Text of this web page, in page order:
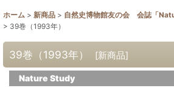
ホーム > 新商品 > 自然史博物館友の会 会誌「
> 39巻（1993年）
39巻（1993年） [新商品]
Nature Study